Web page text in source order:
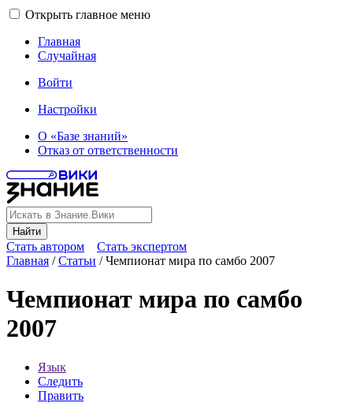
Открыть главное меню
Главная
Случайная
Войти
Настройки
О «Базе знаний»
Отказ от ответственности
Найти
Стать автором
Стать экспертом
Главная /Статьи /Чемпионат мира по самбо 2007
Чемпионат мира по самбо
2007
Язык
Следить
Править